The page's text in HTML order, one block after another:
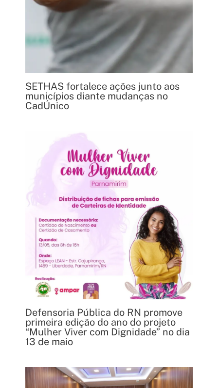
SETHAS fortalece ações junto aos
municípios diante mudanças no
CadÚnico
Defensoria Pública do RN promove
primeira edição do ano do projeto
“Mulher Viver com Dignidade” no dia
13 de maio